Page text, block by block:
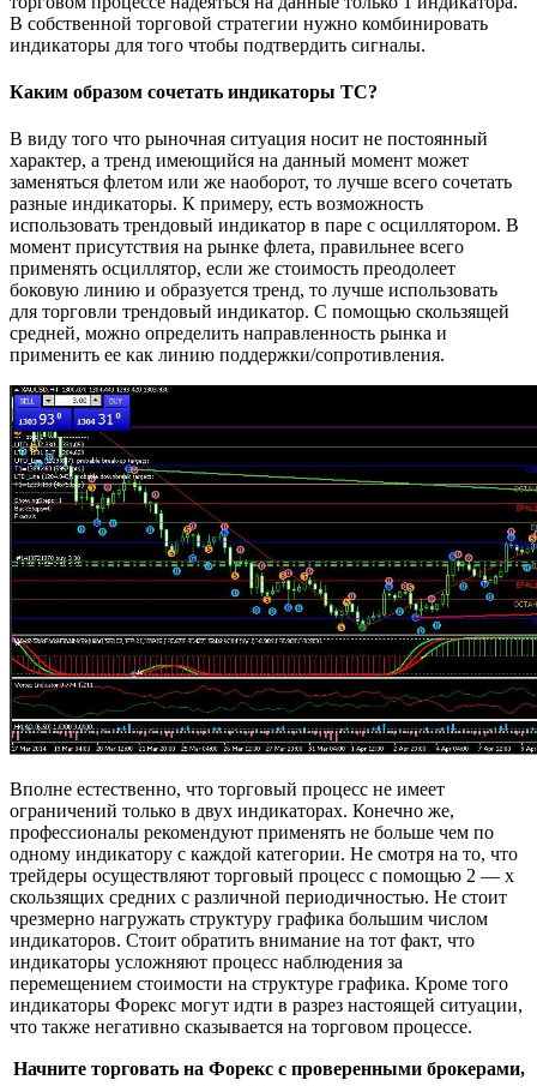
В собственной торговой стратегии нужно комбинировать
индикаторы для того чтобы подтвердить сигналы.
Каким образом сочетать индикаторы ТС?
В виду того что рыночная ситуация носит не постоянный
характер, а тренд имеющийся на данный момент может
заменяться флетом или же наоборот, то лучше всего сочетать
разные индикаторы. К примеру, есть возможность
использовать трендовый индикатор в паре с осциллятором. В
момент присутствия на рынке флета, правильнее всего
применять осциллятор, если же стоимость преодолеет
боковую линию и образуется тренд, то лучше использовать
для торговли трендовый индикатор. С помощью скользящей
средней, можно определить направленность рынка и
применить ее как линию поддержки/сопротивления.
Вполне естественно, что торговый процесс не имеет
ограничений только в двух индикаторах. Конечно же,
профессионалы рекомендуют применять не больше чем по
одному индикатору с каждой категории. Не смотря на то, что
трейдеры осуществляют торговый процесс с помощью 2 — х
скользящих средних с различной периодичностью. Не стоит
чрезмерно нагружать структуру графика большим числом
индикаторов. Стоит обратить внимание на тот факт, что
индикаторы усложняют процесс наблюдения за
перемещением стоимости на структуре графика. Кроме того
индикаторы Форекс могут идти в разрез настоящей ситуации,
что также негативно сказывается на торговом процессе.
Начните торговать на Форекс с проверенными брокерами,